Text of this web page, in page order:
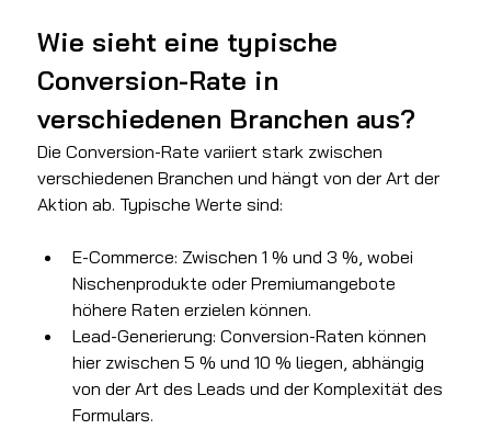
Wie sieht eine typische
Conversion-Rate in
verschiedenen Branchen aus?
Die Conversion-Rate variiert stark zwischen
verschiedenen Branchen und hängt von der Art der
Aktion ab. Typische Werte sind:
E-Commerce: Zwischen 1 % und 3 %, wobei
Nischenprodukte oder Premiumangebote
höhere Raten erzielen können.
Lead-Generierung: Conversion-Raten können
hier zwischen 5 % und 10 % liegen, abhängig
von der Art des Leads und der Komplexität des
Formulars.